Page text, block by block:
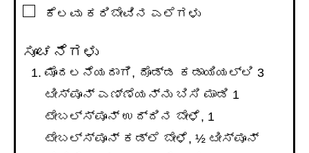
ಕೆಲವು ಕರಿಬೇವಿನ ಎಲೆಗಳು
ಸೂಚನೆಗಳು
ಮೊದಲನೆಯದಾಗಿ, ದೊಡ್ಡ ಕಡಾಯಿಯಲ್ಲಿ 3
ಟೀಸ್ಪೂನ್ ಎಣ್ಣೆಯನ್ನು ಬಿಸಿ ಮಾಡಿ 1
ಟೇಬಲ್ಸ್ಪೂನ್ ಉದ್ದಿನ ಬೇಳೆ, 1
ಟೇಬಲ್ಸ್ಪೂನ್ ಕಡ್ಲೆ ಬೇಳೆ, ½ ಟೀಸ್ಪೂನ್